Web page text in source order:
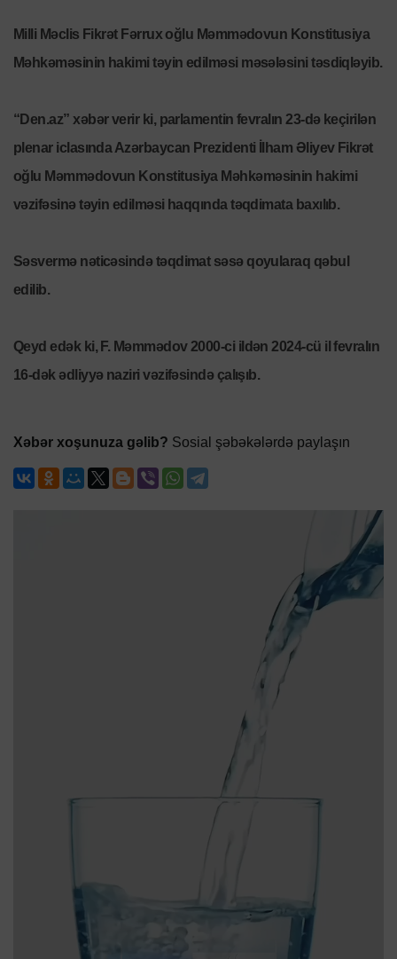
Milli Məclis Fikrət Fərrux oğlu Məmmədovun Konstitusiya
Məhkəməsinin hakimi təyin edilməsi məsələsini təsdiqləyib.
“Den.az” xəbər verir ki, parlamentin fevralın 23-də keçirilən
plenar iclasında Azərbaycan Prezidenti İlham Əliyev Fikrət
oğlu Məmmədovun Konstitusiya Məhkəməsinin hakimi
vəzifəsinə təyin edilməsi haqqında təqdimata baxılıb.
Səsvermə nəticəsində təqdimat səsə qoyularaq qəbul
edilib.
Qeyd edək ki, F. Məmmədov 2000-ci ildən 2024-cü il fevralın
16-dək ədliyyə naziri vəzifəsində çalışıb.
Xəbər xoşunuza gəlib? Sosial şəbəkələrdə paylaşın